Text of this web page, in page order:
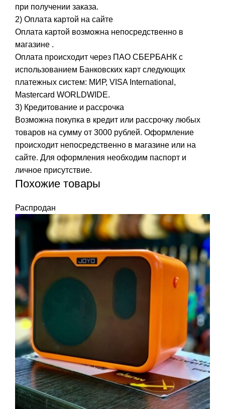
при получении заказа.
2) Оплата картой на сайте
Оплата картой возможна непосредственно в
магазине .
Оплата происходит через ПАО СБЕРБАНК с
использованием Банковских карт следующих
платежных систем: МИР, VISA International,
Mastercard WORLDWIDE.
3) Кредитование и рассрочка
Возможна покупка в кредит или рассрочку любых
товаров на сумму от 3000 рублей. Оформление
происходит непосредственно в магазине или на
сайте. Для оформления необходим паспорт и
личное присутствие.
Похожие товары
Распродан